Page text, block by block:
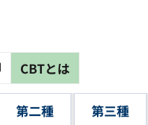
CBTとは
第二種 第三種